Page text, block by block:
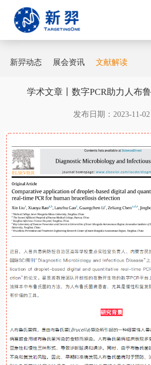
新羿动态 展会资讯 文献解读
学术文章丨数字PCR助力人布
发布日期：2023-11-02